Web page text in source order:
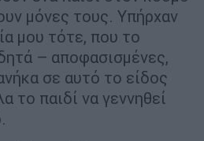
μόνες τους. Υπήρχαν
μου τότε, που το
– αποφασισμένες,
σε αυτό το είδος
το παιδί να γεννηθεί